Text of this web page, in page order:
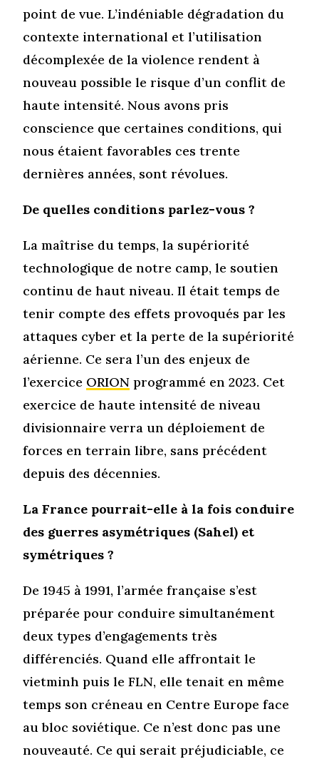
point de vue. L’indéniable dégradation du
contexte international et l’utilisation
décomplexée de la violence rendent à
nouveau possible le risque d’un conflit de
haute intensité. Nous avons pris
conscience que certaines conditions, qui
nous étaient favorables ces trente
dernières années, sont révolues.
De quelles conditions parlez-vous ?
La maîtrise du temps, la supériorité
technologique de notre camp, le soutien
continu de haut niveau. Il était temps de
tenir compte des effets provoqués par les
attaques cyber et la perte de la supériorité
aérienne. Ce sera l’un des enjeux de
l’exercice ORION programmé en 2023. Cet
exercice de haute intensité de niveau
divisionnaire verra un déploiement de
forces en terrain libre, sans précédent
depuis des décennies.
La France pourrait-elle à la fois conduire
des guerres asymétriques (Sahel) et
symétriques ?
De 1945 à 1991, l’armée française s’est
préparée pour conduire simultanément
deux types d’engagements très
différenciés. Quand elle affrontait le
vietminh puis le FLN, elle tenait en même
temps son créneau en Centre Europe face
au bloc soviétique. Ce n’est donc pas une
nouveauté. Ce qui serait préjudiciable, ce